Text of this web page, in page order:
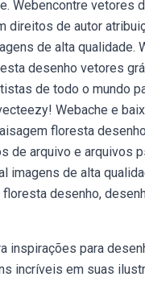
Webencontre vetores
direitos de autor
de alta qualidade.
desenho vetores
de todo o mundo
Webache e
floresta
de arquivo e arquivos
imagens de alta
desenho,
inspirações para
incríveis em suas